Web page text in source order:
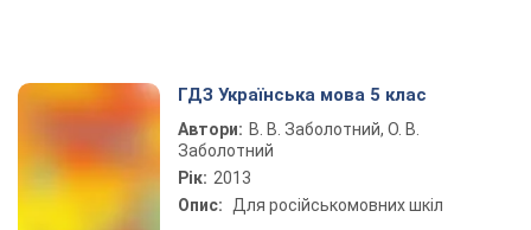
ГДЗ Українська мова 5 клас
Автори: В. В. Заболотний, О. В.
Заболотний
Рік: 2013
Опис:
Для російськомовних шкіл